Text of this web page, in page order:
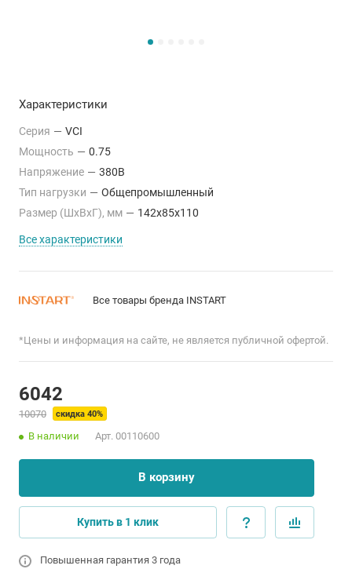
Характеристики
Серия — VCI
Мощность — 0.75
Напряжение — 380В
Тип нагрузки — Общепромышленный
Размер (ШхВхГ), мм — 142x85x110
Все характеристики
Все товары бренда INSTART
*Цены и информация на сайте, не является публичной офертой.
6042
10070 скидка 40%
В наличии Арт. 00110600
В корзину
Купить в 1 клик
Повышенная гарантия 3 года